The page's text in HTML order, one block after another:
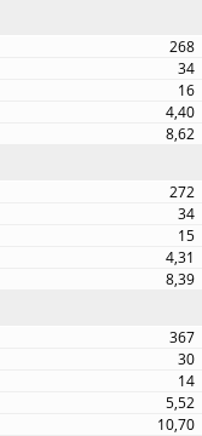
268
34
16
4,40
8,62
272
34
15
4,31
8,39
367
30
14
5,52
10,70